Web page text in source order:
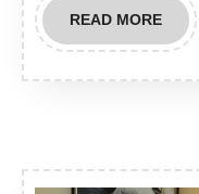
READ MOREREAD
MORE